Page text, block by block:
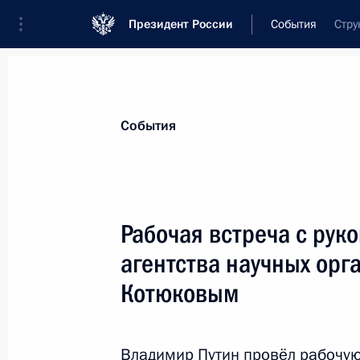
Президент России События
Новости
Поздравление чемпионке
на дистанции 1 километр
События
Рабочая встреча с
агентства научных
Котюковым
Владимир Путин провёл